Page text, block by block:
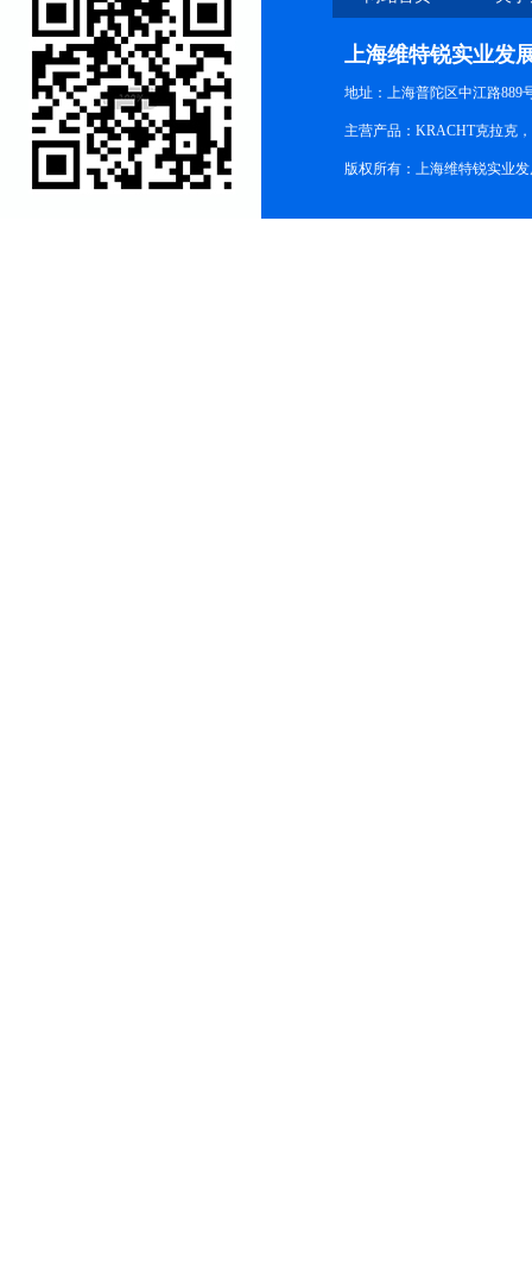
上海维特锐实业发
地址：上海普陀区中江路889
主营产品：KRACHT克拉克
版权所有：上海维特锐实业